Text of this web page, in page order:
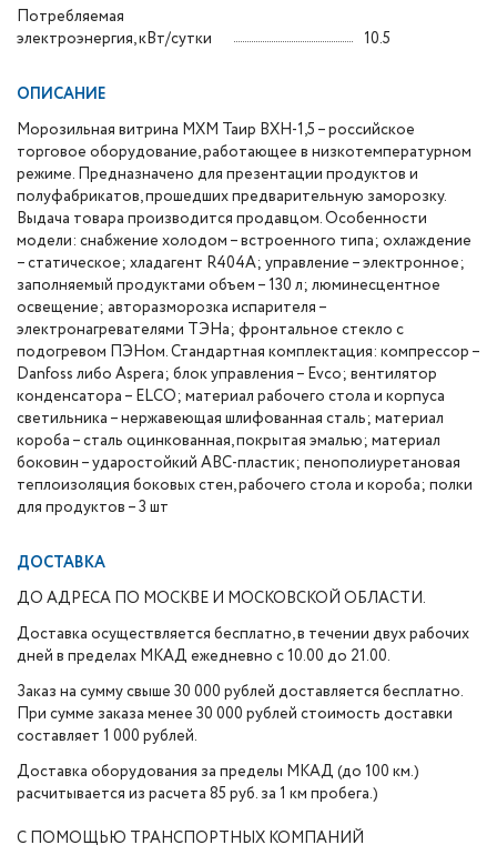
Потребляемая
электроэнергия, кВт/сутки
10.5
ОПИСАНИЕ
Морозильная витрина МХМ Таир ВХН-1,5 – российское
торговое оборудование, работающее в низкотемпературном
режиме. Предназначено для презентации продуктов и
полуфабрикатов, прошедших предварительную заморозку.
Выдача товара производится продавцом. Особенности
модели: снабжение холодом – встроенного типа; охлаждение
– статическое; хладагент R404А; управление – электронное;
заполняемый продуктами объем – 130 л; люминесцентное
освещение; авторазморозка испарителя –
электронагревателями ТЭНа; фронтальное стекло с
подогревом ПЭНом.Стандартная комплектация: компрессор –
Danfoss либо Aspera; блок управления – Evco; вентилятор
конденсатора – ELCO; материал рабочего стола и корпуса
светильника – нержавеющая шлифованная сталь; материал
короба – сталь оцинкованная, покрытая эмалью; материал
боковин – ударостойкий АВС-пластик; пенополиуретановая
теплоизоляция боковых стен, рабочего стола и короба; полки
для продуктов – 3 шт
ДОСТАВКА
ДО АДРЕСА ПО МОСКВЕ И МОСКОВСКОЙ ОБЛАСТИ.
Доставка осуществляется бесплатно, в течении двух рабочих
дней в пределах МКАД ежедневно с 10.00 до 21.00.
Заказ на сумму свыше 30 000 рублей доставляется бесплатно.
При сумме заказа менее 30 000 рублей стоимость доставки
составляет 1 000 рублей.
Доставка оборудования за пределы МКАД (до 100 км.)
расчитывается из расчета 85 руб. за 1 км пробега.)
С ПОМОЩЬЮ ТРАНСПОРТНЫХ КОМПАНИЙ